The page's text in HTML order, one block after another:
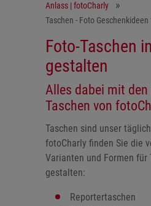
Anlass | fotoCharly
Taschen - Foto
Foto-Taschen
gestalten
Alles dabei mit
Taschen von
Taschen sind unser
fotoCharly finden Sie die
Varianten und Formen für
gestalten:
Reportertaschen